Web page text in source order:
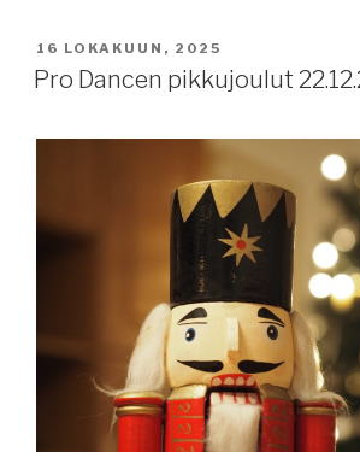
JULKAISTU
16 LOKAKUUN, 2025
Pro Dancen pikkujoulut